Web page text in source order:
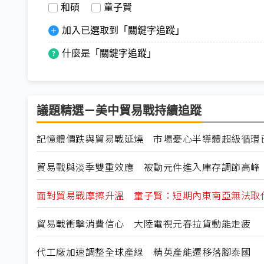
和碩 童子賢
加入已選取到「關鍵字追蹤」
什麼是「關鍵字追蹤」
議題精選－美中貿易戰持續追蹤
記憶體價跌與貿易戰延燒 市場憂心半導體超級循環
貿易戰與淡季雙重效應 被動元件進入庫存調節高峰
面對貿易戰摩擦升溫 童子賢：短期內東南亞無法取
貿易戰衝擊消費信心 大陸電視元春拉貨動能走疲
代工廠加速調整全球產線 精英產能遷移落腳泰國